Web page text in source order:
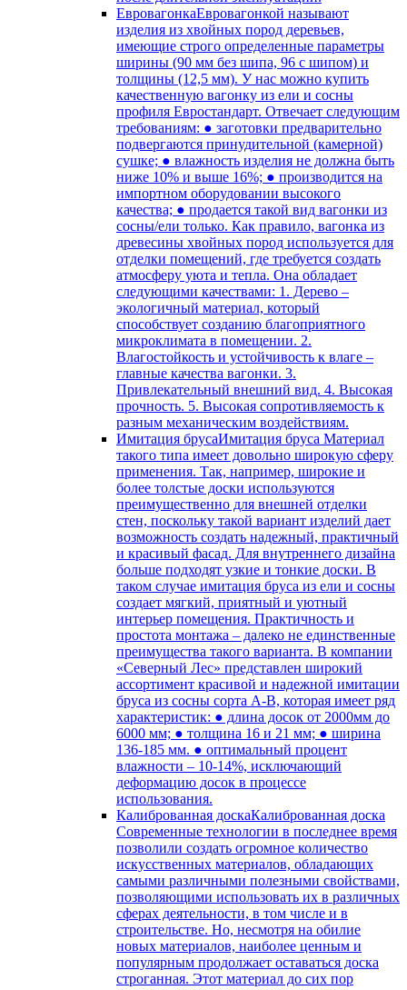
ЕвровагонкаЕвровагонкой называют
изделия из хвойных пород деревьев,
имеющие строго определенные параметры
ширины (90 мм без шипа, 96 с шипом) и
толщины (12,5 мм). У нас можно купить
качественную вагонку из ели и сосны
профиля Евростандарт. Отвечает следующим
требованиям: ● заготовки предварительно
подвергаются принудительной (камерной)
сушке; ● влажность изделия не должна быть
ниже 10% и выше 16%; ● производится на
импортном оборудовании высокого
качества; ● продается такой вид вагонки из
сосны/ели только. Как правило, вагонка из
древесины хвойных пород используется для
отделки помещений, где требуется создать
атмосферу уюта и тепла. Она обладает
следующими качествами: 1. Дерево –
экологичный материал, который
способствует созданию благоприятного
микроклимата в помещении. 2.
Влагостойкость и устойчивость к влаге –
главные качества вагонки. 3.
Привлекательный внешний вид. 4. Высокая
прочность. 5. Высокая сопротивляемость к
разным механическим воздействиям.
Имитация брусаИмитация бруса Материал
такого типа имеет довольно широкую сферу
применения. Так, например, широкие и
более толстые доски используются
преимущественно для внешней отделки
стен, поскольку такой вариант изделий дает
возможность создать надежный, практичный
и красивый фасад. Для внутреннего дизайна
больше подходят узкие и тонкие доски. В
таком случае имитация бруса из ели и сосны
создает мягкий, приятный и уютный
интерьер помещения. Практичность и
простота монтажа – далеко не единственные
преимущества такого варианта. В компании
«Северный Лес» представлен широкий
ассортимент красивой и надежной имитации
бруса из сосны сорта А-В, которая имеет ряд
характеристик: ● длина досок от 2000мм до
6000 мм; ● толщина 16 и 21 мм; ● ширина
136-185 мм. ● оптимальный процент
влажности – 10-14%, исключающий
деформацию досок в процессе
использования.
Калиброванная доскаКалиброванная доска
Современные технологии в последнее время
позволили создать огромное количество
искусственных материалов, обладающих
самыми различными полезными свойствами,
позволяющими использовать их в различных
сферах деятельности, в том числе и в
строительстве. Но, несмотря на обилие
новых материалов, наиболее ценным и
популярным продолжает оставаться доска
строганная. Этот материал до сих пор